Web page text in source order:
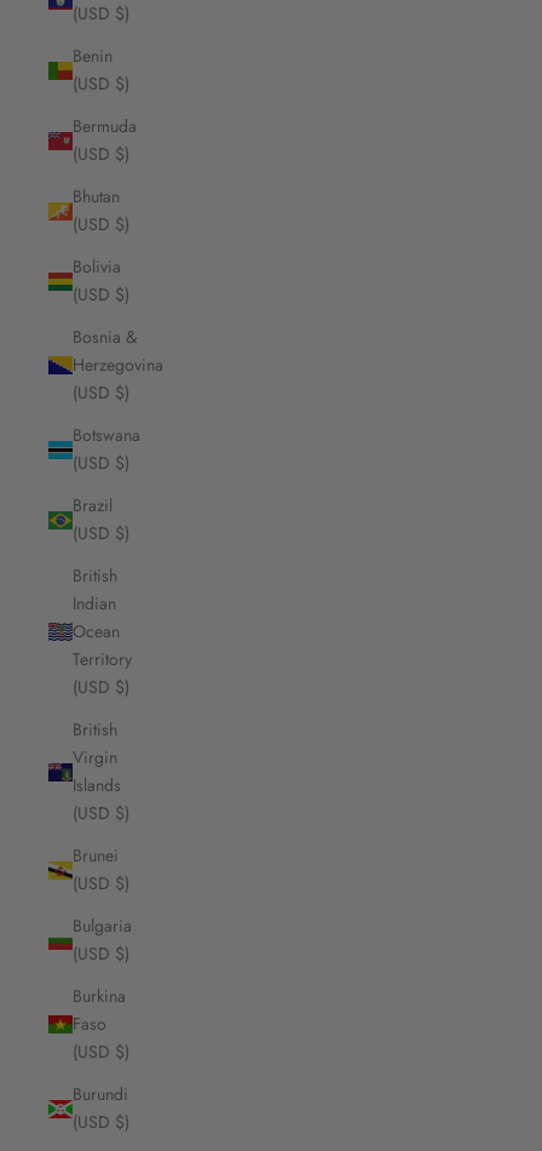
(USD $)
Benin
(USD $)
Bermuda
(USD $)
Bhutan
(USD $)
Bolivia
(USD $)
Bosnia &
Herzegovina
(USD $)
Botswana
(USD $)
Brazil
(USD $)
British
Indian
Ocean
Territory
(USD $)
British
Virgin
Islands
(USD $)
Brunei
(USD $)
Bulgaria
(USD $)
Burkina
Faso
(USD $)
Burundi
(USD $)